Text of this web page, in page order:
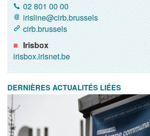
02 801 00 00
irisline@cirb.brussels
cirb.brussels
Irisbox
irisbox.irisnet.be
DERNIÈRES ACTUALITÉS LIÉES